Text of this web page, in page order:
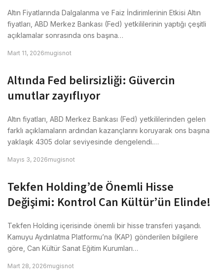
Altın Fiyatlarında Dalgalanma ve Faiz İndirimlerinin Etkisi Altın
fiyatları, ABD Merkez Bankası (Fed) yetkililerinin yaptığı çeşitli
açıklamalar sonrasında ons başına…
Mart 11, 2026mugisnot
Altında Fed belirsizliği: Güvercin
umutlar zayıflıyor
Altın fiyatları, ABD Merkez Bankası (Fed) yetkililerinden gelen
farklı açıklamaların ardından kazançlarını koruyarak ons başına
yaklaşık 4305 dolar seviyesinde dengelendi.…
Mayıs 3, 2026mugisnot
Tekfen Holding’de Önemli Hisse
Değişimi: Kontrol Can Kültür’ün Elinde!
Tekfen Holding içerisinde önemli bir hisse transferi yaşandı.
Kamuyu Aydınlatma Platformu’na (KAP) gönderilen bilgilere
göre, Can Kültür Sanat Eğitim Kurumları…
Mart 28, 2026mugisnot